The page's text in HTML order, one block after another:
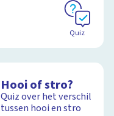
Quiz
Hooi of stro?
Quiz over het verschil
tussen hooi en stro